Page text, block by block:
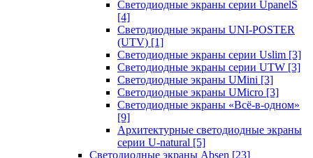
Светодиодные экраны серии UpanelS
[4]
Светодиодные экраны UNI-POSTER
(UTV) [1]
Светодиодные экраны серии Uslim [3]
Светодиодные экраны серии UTW [3]
Светодиодные экраны UMini [3]
Светодиодные экраны UMicro [3]
Светодиодные экраны «Всё-в-одном»
[9]
Архитектурные светодиодные экраны
серии U-natural [5]
Светодиодные экраны Absen [23]